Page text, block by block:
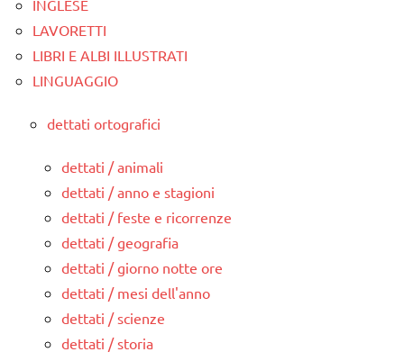
INGLESE
LAVORETTI
LIBRI E ALBI ILLUSTRATI
LINGUAGGIO
dettati ortografici
dettati / animali
dettati / anno e stagioni
dettati / feste e ricorrenze
dettati / geografia
dettati / giorno notte ore
dettati / mesi dell'anno
dettati / scienze
dettati / storia